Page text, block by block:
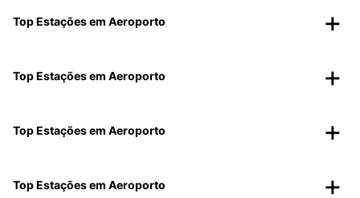
Top Estações em Aeroporto
Top Estações em Aeroporto
Top Estações em Aeroporto
Top Estações em Aeroporto